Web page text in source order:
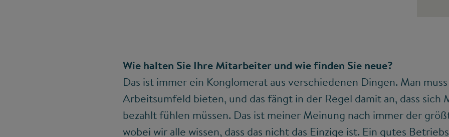
Wie halten Sie Ihre Mitarbeiter und wie finden Sie neue?
Das ist immer ein Konglomerat aus verschiedenen Dingen. Man
Arbeitsumfeld bieten, und das fängt in der Regel damit an, dass
bezahlt fühlen müssen. Das ist meiner Meinung nach immer der
wobei wir alle wissen, dass das nicht das Einzige ist. Ein gutes